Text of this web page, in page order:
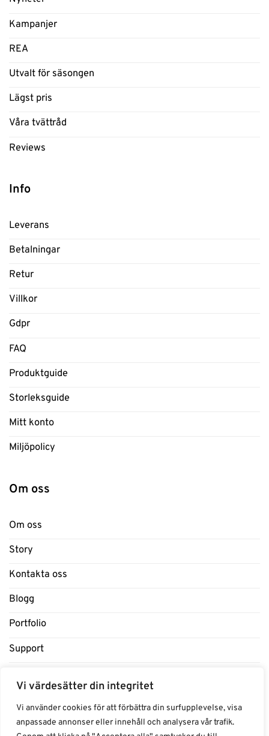
Vi värdesätter din integritet
Vi använder cookies för att förbättra din surfupplevelse, visa
anpassade annonser eller innehåll och analysera vår trafik.
Kampanjer
REA
Utvalt för säsongen
Lägst pris
Våra tvättråd
Reviews
Info
Leverans
Betalningar
Retur
Villkor
Gdpr
FAQ
Produktguide
Storleksguide
Mitt konto
Miljöpolicy
Om oss
Om oss
Story
Kontakta oss
Blogg
Portfolio
Support